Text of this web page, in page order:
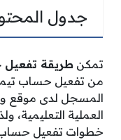
جدول
تمكن طريقة تفعيل
من تفعيل حساب
المسجل لدى موقع
العملية التعليمية،
خطوات تفعيل حساب